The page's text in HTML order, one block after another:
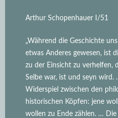
Arthur Schopenhauer I/51
„Während die Geschichte
etwas Anderes gewesen, ist
zu der Einsicht zu verhelfen,
Selbe war, ist und seyn wird.
Widerspiel zwischen den
historischen Köpfen: jene
wollen zu Ende zählen. …